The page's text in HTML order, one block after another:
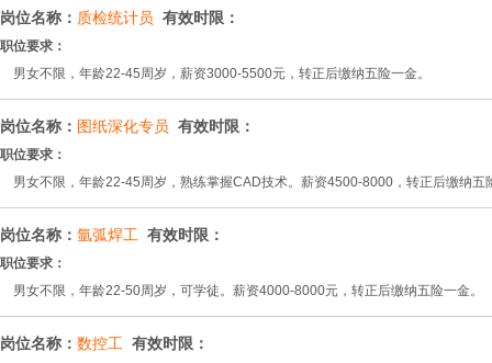
岗位名称： 质检统计员 有效时限：
职位要求：
男女不限，年龄22-45周岁，薪资3000-5500元，转正后缴纳五险一金。
岗位名称： 图纸深化专员 有效时限：
职位要求：
男女不限，年龄22-45周岁，熟练掌握CAD技术。薪资4500-8000，转正后缴纳五
岗位名称： 氩弧焊工 有效时限：
职位要求：
男女不限，年龄22-50周岁，可学徒。薪资4000-8000元，转正后缴纳五险一金。
岗位名称： 数控工 有效时限：